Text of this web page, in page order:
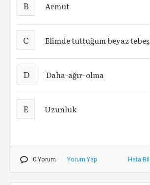
B Armut
C Elimde tuttuğum beyaz
D Daha-ağır-olma
E Uzunluk
0 Yorum Yorum Yap Hata